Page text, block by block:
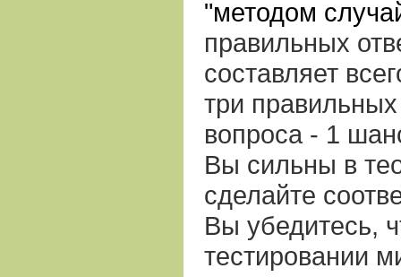
"методом
правильных
составляет
три
вопроса - 1
Вы сильны в
сделайте
Вы убедитесь,
тестировании